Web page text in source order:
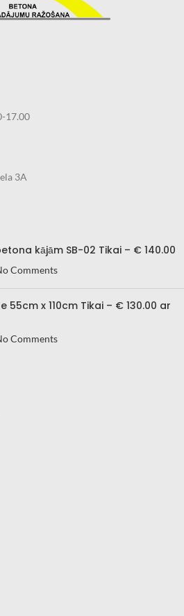
17.00
3A
kājām SB-02 Tikai – € 140.00
Comments
55cm x 110cm Tikai – € 130.00 ar
Comments